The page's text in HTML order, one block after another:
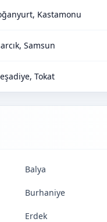
Kastamonu
Samsun
Tokat
Balya
Burhaniye
Erdek